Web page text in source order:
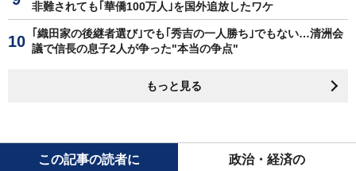
非難されても｢華僑100万人｣を国外追放したワケ
｢織田家の後継者選び｣でも｢秀吉の一人勝ち｣でもない…清洲会
議で信長の息子2人が争った"本当の争点"
もっと見る
この記事の読者に
政治・経済の